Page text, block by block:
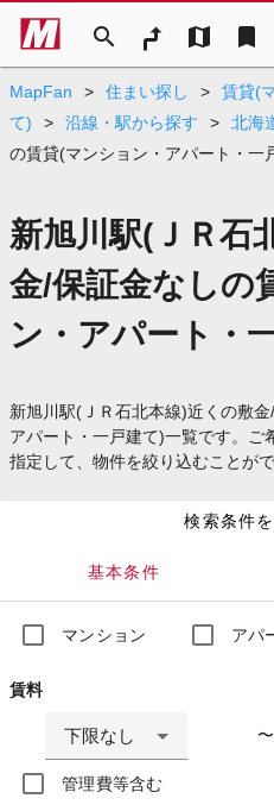
search map bookmark
MapFan > 住まい探し >
賃貸(
て)
> 沿線・駅から探す > 北海
の賃貸(マンション・アパート・一
新旭川駅(ＪＲ石
金/保証金なしの
ン・アパート・
新旭川駅(ＪＲ石北本線)近くの敷
アパート・一戸建て)一覧です。ご
指定して、物件を絞り込むことがで
検索条件
基本条件
マンション アパ
賃料
下限なし 〜
管理費等含む